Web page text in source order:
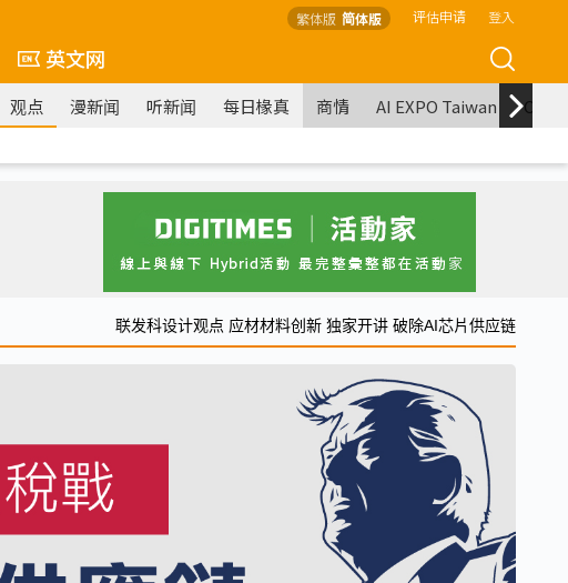
繁体版 简体版 评估申请 登入
英文网
观点 漫新闻 听新闻 每日椽真 商情 AI EXPO Taiwan
联发科设计观点 应材材料创新 独家开讲 破除AI芯片供应链